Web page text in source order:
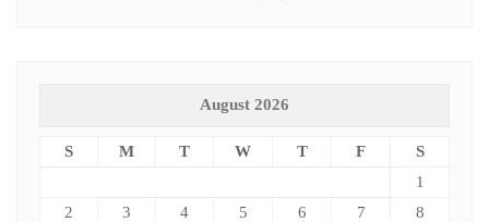
August 2026
S M T W T F
S
1
2
3 4 5 6 7
8